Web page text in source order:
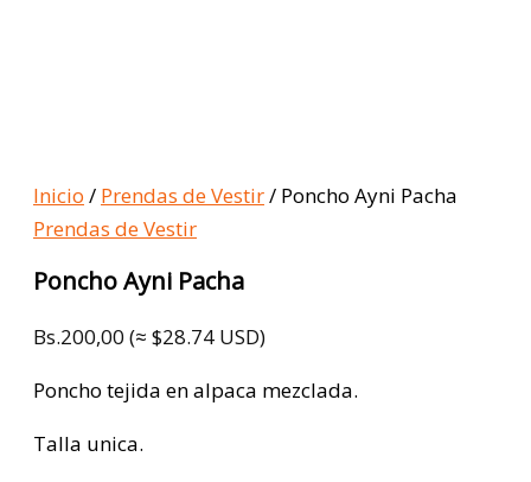
Inicio / Prendas de Vestir/ Poncho Ayni Pacha
Prendas de Vestir
Poncho Ayni Pacha
Bs.200,00 (≈ $28.74 USD)
Poncho tejida en alpaca mezclada.
Talla unica.